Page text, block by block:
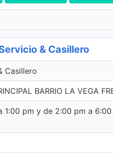
& Casillero
Casillero
BARRIO LA VEGA
1:00 pm y de 2:00 pm a